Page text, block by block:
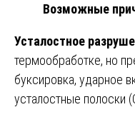
Возможные
Усталостное
термообработке, но
буксировка, ударное
усталостные полоски